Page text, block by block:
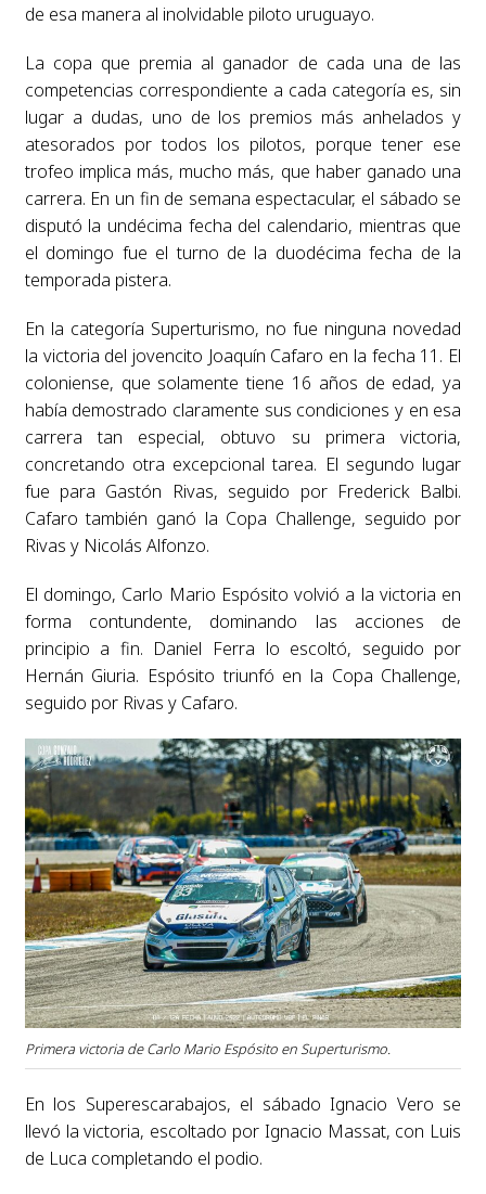
de esa manera al inolvidable piloto uruguayo.
La copa que premia al ganador de cada una de las
competencias correspondiente a cada categoría es, sin
lugar a dudas, uno de los premios más anhelados y
atesorados por todos los pilotos, porque tener ese
trofeo implica más, mucho más, que haber ganado una
carrera. En un fin de semana espectacular, el sábado se
disputó la undécima fecha del calendario, mientras que
el domingo fue el turno de la duodécima fecha de la
temporada pistera.
En la categoría Superturismo, no fue ninguna novedad
la victoria del jovencito Joaquín Cafaro en la fecha 11. El
coloniense, que solamente tiene 16 años de edad, ya
había demostrado claramente sus condiciones y en esa
carrera tan especial, obtuvo su primera victoria,
concretando otra excepcional tarea. El segundo lugar
fue para Gastón Rivas, seguido por Frederick Balbi.
Cafaro también ganó la Copa Challenge, seguido por
Rivas y Nicolás Alfonzo.
El domingo, Carlo Mario Espósito volvió a la victoria en
forma contundente, dominando las acciones de
principio a fin. Daniel Ferra lo escoltó, seguido por
Hernán Giuria. Espósito triunfó en la Copa Challenge,
seguido por Rivas y Cafaro.
Primera victoria de Carlo Mario Espósito en Superturismo.
En los Superescarabajos, el sábado Ignacio Vero se
llevó la victoria, escoltado por Ignacio Massat, con Luis
de Luca completando el podio.